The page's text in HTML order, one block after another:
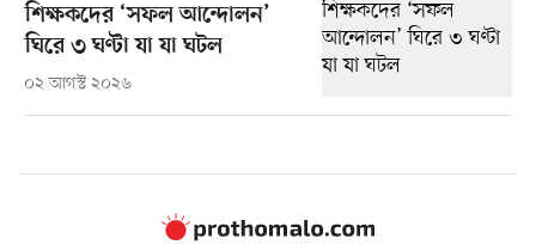
শিক্ষকদের ‘সফল আন্দোলন’
ঘিরে ৩ ঘণ্টা যা যা ঘটল
০২ আগস্ট ২০২৬